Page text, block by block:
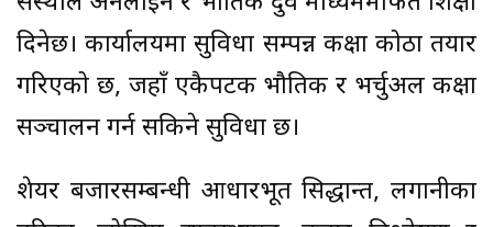
दिनेछ। कार्यालयमा सुविधा सम्पन्न कक्षा कोठा तयार
गरिएको छ, जहाँ एकैपटक भौतिक र भर्चुअल कक्षा
सञ्चालन गर्न सकिने सुविधा छ।
शेयर बजारसम्बन्धी आधारभूत सिद्धान्त, लगानीका